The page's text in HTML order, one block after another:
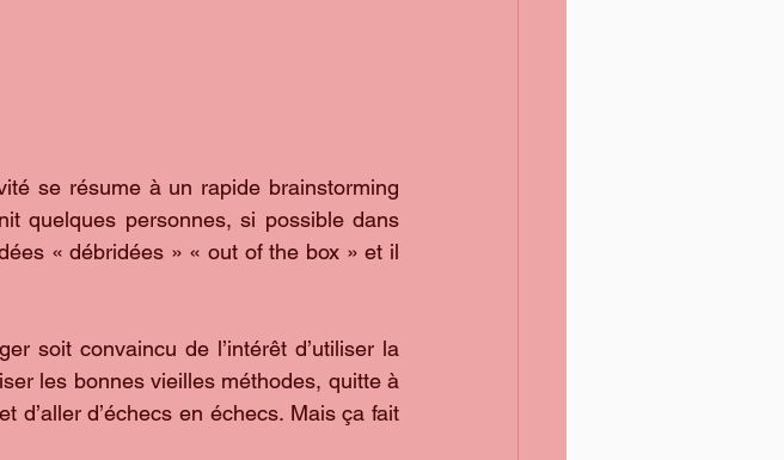
se résume à un rapide brainstorming
quelques personnes, si possible dans
« débridées » « out of the box » et il
soit convaincu de l’intérêt d’utiliser la
les bonnes vieilles méthodes, quitte à
d’échecs en échecs. Mais ça fait